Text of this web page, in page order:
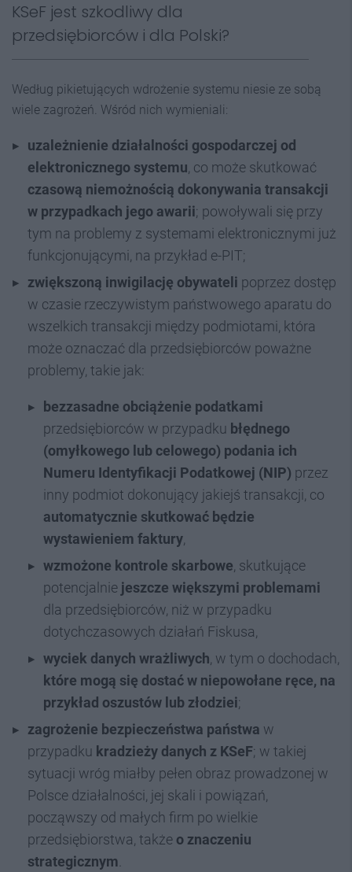
KSeF jest szkodliwy dla
przedsiębiorców i dla Polski?
Według pikietujących wdrożenie systemu niesie ze sobą
wiele zagrożeń. Wśród nich wymieniali:
uzależnienie działalności gospodarczej od
elektronicznego systemu , co może skutkować
czasową niemożnością dokonywania transakcji
w przypadkach jego awarii; powoływali się przy
tym na problemy z systemami elektronicznymi już
funkcjonującymi, na przykład e-PIT;
zwiększoną inwigilację obywateli poprzez dostęp
w czasie rzeczywistym państwowego aparatu do
wszelkich transakcji między podmiotami, która
może oznaczać dla przedsiębiorców poważne
problemy, takie jak:
bezzasadne obciążenie podatkami
przedsiębiorców w przypadku błędnego
(omyłkowego lub celowego) podania ich
Numeru Identyfikacji Podatkowej (NIP) przez
inny podmiot dokonujący jakiejś transakcji, co
automatycznie skutkować będzie
wystawieniem faktury
wzmożone kontrole skarbowe , skutkujące
potencjalnie jeszcze większymi problemami
dla przedsiębiorców, niż w przypadku
dotychczasowych działań Fiskusa,
wyciek danych wrażliwych , w tym o dochodach,
które mogą się dostać w niepowołane ręce, na
przykład oszustów lub złodziei;
zagrożenie bezpieczeństwa państwa w
przypadku kradzieży danych z KSeF; w takiej
sytuacji wróg miałby pełen obraz prowadzonej w
Polsce działalności, jej skali i powiązań,
począwszy od małych firm po wielkie
przedsiębiorstwa, także o znaczeniu
strategicznym